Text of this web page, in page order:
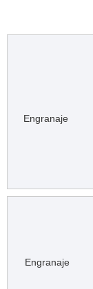
Engranaje
Engranaje